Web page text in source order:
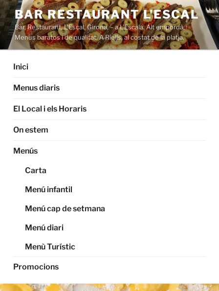
Saltar
al
contenido
BAR RESTAURANT L'ESCAL
Bar, Restaurant, L'Escal, Girona, – a L'Escala. Alt empordà,
Menus baratos i de qualitat. A Riells, al costat de la platja.
Inici
Menus diaris
El Local i els Horaris
On estem
Menús
Carta
Menú infantil
Menú cap de setmana
Menú diari
Menù Turístic
Promocions